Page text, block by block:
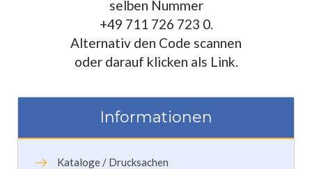
selben Nummer
+49 711 726 723 0.
Alternativ den Code scannen
oder darauf klicken als Link.
Informationen
Kataloge / Drucksachen